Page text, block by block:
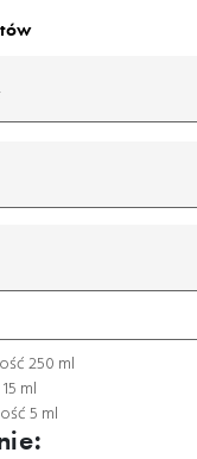
łyżka
250 ml
ml
5 ml